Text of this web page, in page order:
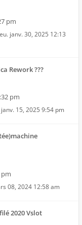
pm
janv. 30, 2025 12:13
Rework ???
pm
15, 2025 9:54 pm
pm
08, 2024 12:58 am
2020 Vslot